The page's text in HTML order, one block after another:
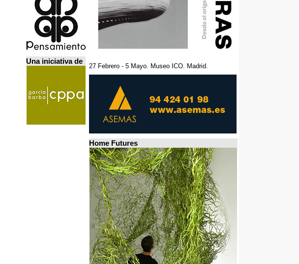
Una iniciativa de
27 Febrero - 5 Mayo. Museo ICO. Madrid.
Home Futures